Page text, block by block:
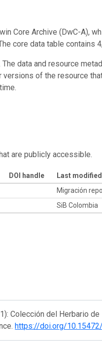
Core Archive (DwC-A),
core data table contains
data and resource
of the resource
are publicly accessible.
DOI handle
Last
Migración
SiB Colombia
Colección del Herbario
https://doi.org/